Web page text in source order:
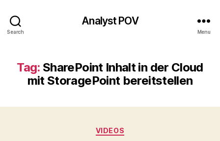
Search
Analyst POV
Menu
Tag: SharePoint Inhalt in der Cloud
mit StoragePoint bereitstellen
Categories
VIDEOS